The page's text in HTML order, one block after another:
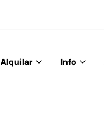
Alquilar Info